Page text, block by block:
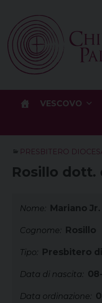
content
VESCOVO
PRESBITERO
Rosillo dott.
Nome: Mariano Jr.
Cognome: Rosillo
Tipo: Presbitero
Data di nascita:
Data ordinazione: